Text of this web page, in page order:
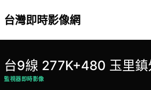
to台灣即時影像網
台9線 277K+480 玉里鎮
監視器即時影像